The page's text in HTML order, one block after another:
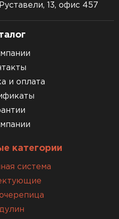
13, офис 457
и оплата
категории
система